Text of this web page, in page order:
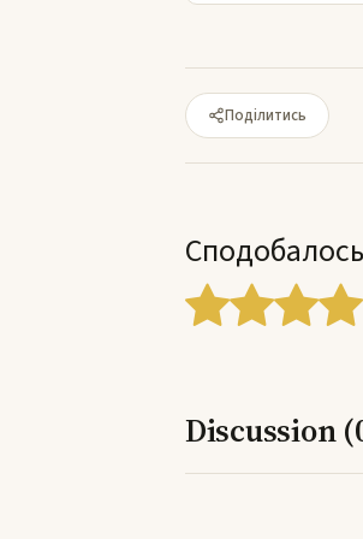
Поділитись
Discussion